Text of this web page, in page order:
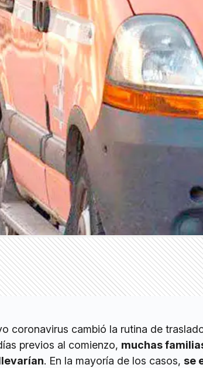
coronavirus cambió la rutina de
previos al comienzo, muchas
. En la mayoría de los casos, se